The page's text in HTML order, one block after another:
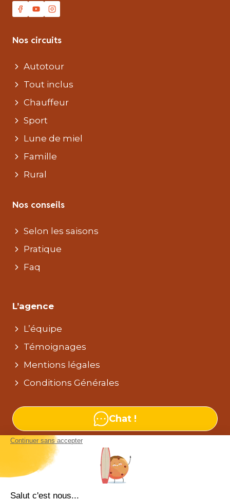
Nos circuits
Autotour
Tout inclus
Chauffeur
Sport
Lune de miel
Famille
Rural
Nos conseils
Selon les saisons
Pratique
Faq
L’agence
L’équipe
Témoignages
Mentions légales
Conditions Générales
Chat !
Nos agences